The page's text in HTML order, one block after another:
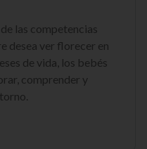
las competencias
desea ver florecer en
de vida, los bebés
comprender y